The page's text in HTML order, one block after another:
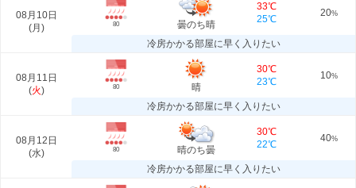
08月10日
(月 ) 80 曇のち晴
33℃
25℃
20%
冷房かかる部屋に早く入りたい
08月11日
(火) 80 晴
30℃
23℃
10%
冷房かかる部屋に早く入りたい
08月12日
(水) 80 晴のち曇
30℃
22℃
40%
冷房かかる部屋に早く入りたい